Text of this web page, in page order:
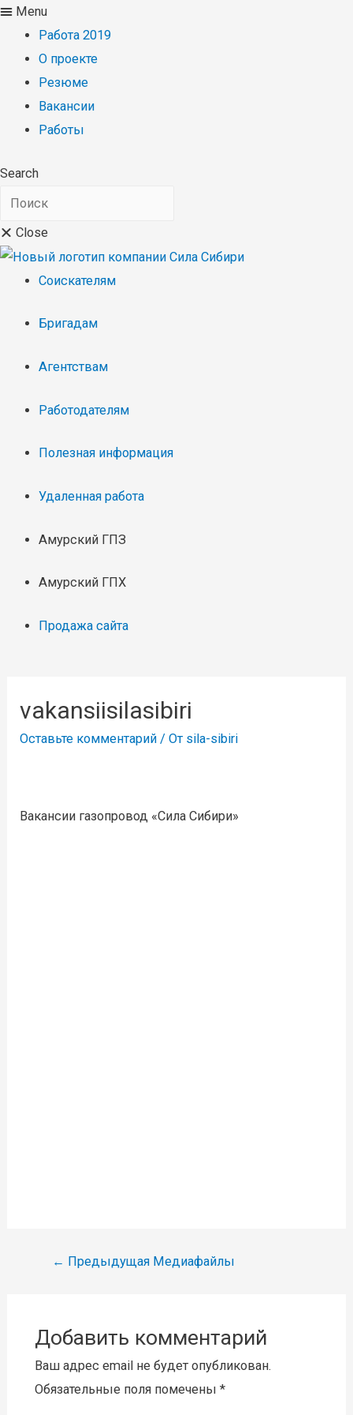
Menu
Работа 2019
О проекте
Резюме
Вакансии
Работы
Search
Close
Соискателям
Бригадам
Агентствам
Работодателям
Полезная информация
Удаленная работа
Амурский ГПЗ
Амурский ГПХ
Продажа сайта
vakansiisilasibiri
Оставьте комментарий / От sila-sibiri
Вакансии газопровод «Сила Сибири»
Навигация
← Предыдущая Медиафайлы
Добавить комментарий
Ваш адрес email не будет опубликован.
Обязательные поля помечены *